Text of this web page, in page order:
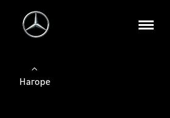
Нагоре